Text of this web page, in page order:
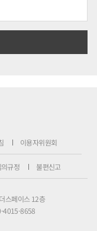
이용자위원회
규정 불편신고
스페이스 12층
4015-8658